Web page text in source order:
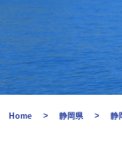
Home 静岡県 静